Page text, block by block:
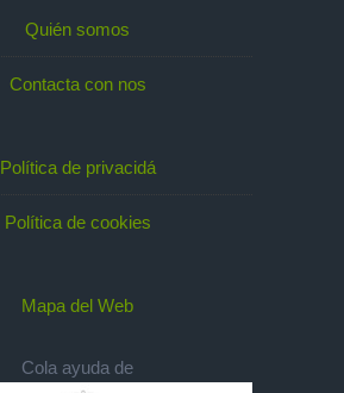
Quién somos
Contacta con nos
Política de privacidá
Política de cookies
Mapa del Web
Cola ayuda de